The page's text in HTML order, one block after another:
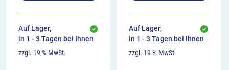
Auf Lager,
in 1 - 3 Tagen bei Ihnen
zzgl. 19 % MwSt.
Auf Lager,
in 1 - 3 Tagen bei Ihnen
zzgl. 19 % MwSt.